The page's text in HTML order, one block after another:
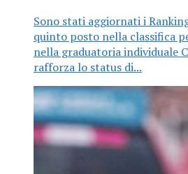
Sono stati aggiornati i
quinto posto nella classifica
nella graduatoria individuale
rafforza lo status di...